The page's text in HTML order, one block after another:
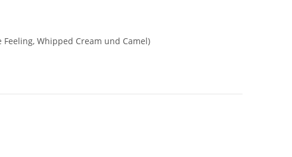
Whipped Cream und Camel)